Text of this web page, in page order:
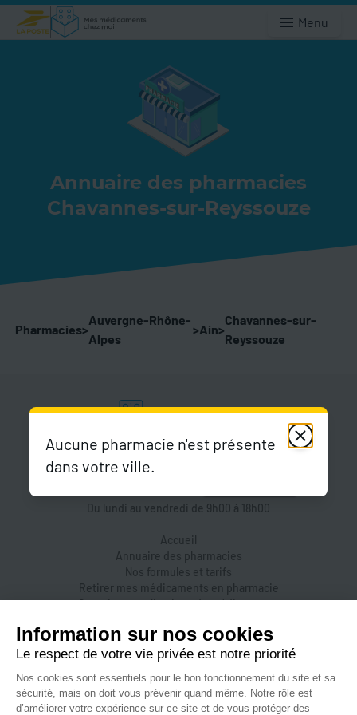
Menu
Annuaire des pharmacies
Chavannes-sur-Reyssouze
Pharmacies>
Auvergne-Rhône-
Alpes
>Ain>
Chavannes-sur-
Reyssouze
Du lundi au vendredi de 9h00 à 18h00
Accueil
Annuaire des pharmacies
Nos formules et tarifs
Retirer mes médicaments en pharmacie
Organiser une livraison de médicaments
Accès pharmaciens
Accès aidants
Aide et FAQ
Nous contacter
Aucune pharmacie n'est présente
dans votre ville.